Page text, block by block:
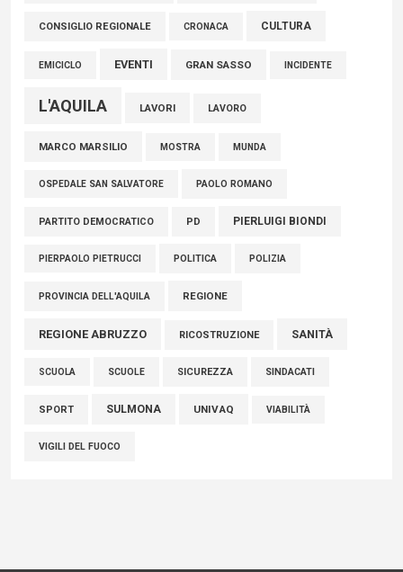
06 Agosto 2026
CONSIGLIO REGIONALE CRONACA CULTURA
EMICICLO EVENTI GRAN SASSO INCIDENTE
L'AQUILA LAVORI LAVORO
MARCO MARSILIO MOSTRA MUNDA
OSPEDALE SAN SALVATORE PAOLO ROMANO
PARTITO DEMOCRATICO PD PIERLUIGI BIONDI
PIERPAOLO PIETRUCCI POLITICA POLIZIA
PROVINCIA DELL'AQUILA REGIONE
REGIONE ABRUZZO RICOSTRUZIONE SANITÀ
SCUOLA SCUOLE SICUREZZA SINDACATI
SPORT SULMONA UNIVAQ VIABILITÀ
VIGILI DEL FUOCO